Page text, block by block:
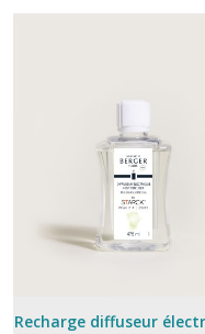
Recharge diffuseur